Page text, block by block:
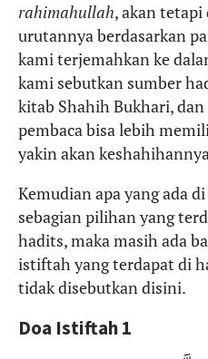
rahimahullah, akan
urutannya berdasarkan
kami terjemahkan ke
kami sebutkan sumber
kitab Shahih Bukhari,
pembaca bisa lebih
yakin akan
Kemudian apa yang ada
sebagian pilihan yang
hadits, maka masih ada
istiftah yang terdapat di
tidak disebutkan disini.
Doa Istiftah 1